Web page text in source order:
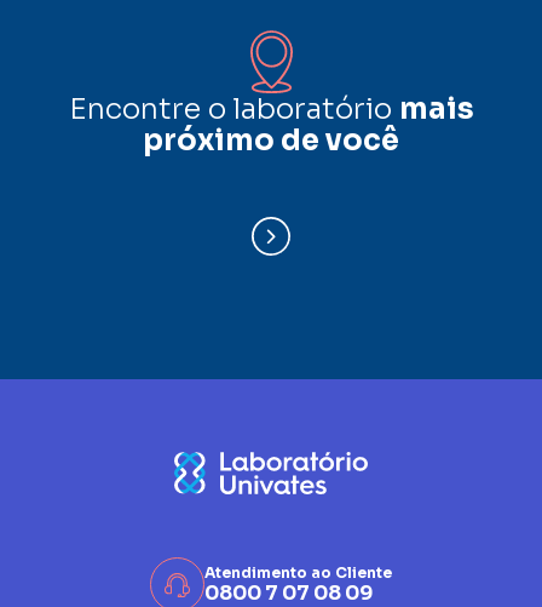
Encontre o laboratório mais
próximo de você
Atendimento ao Cliente
0800 7 07 08 09